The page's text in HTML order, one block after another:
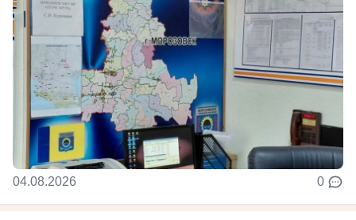
04.08.2026 0